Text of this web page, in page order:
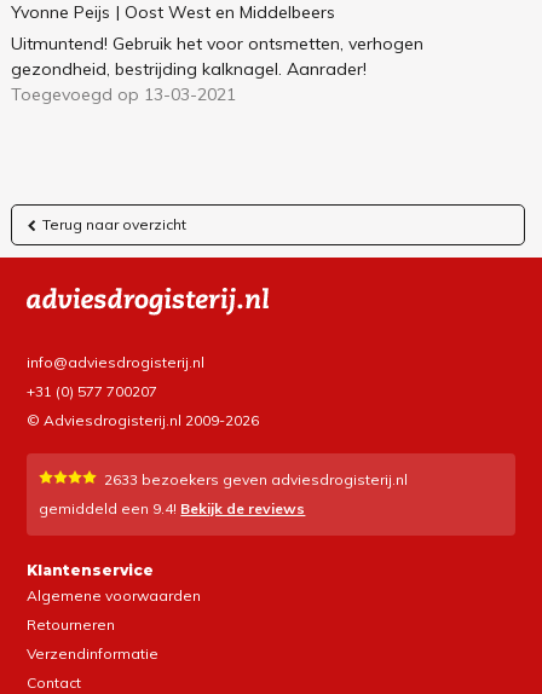
Yvonne Peijs | Oost West en Middelbeers
Uitmuntend! Gebruik het voor ontsmetten, verhogen
gezondheid, bestrijding kalknagel. Aanrader!
Toegevoegd op 13-03-2021
Terug naar overzicht
info@adviesdrogisterij.nl
+31 (0) 577 700207
© Adviesdrogisterij.nl 2009-2026
2633 bezoekers geven adviesdrogisterij.nl
gemiddeld een 9.4! Bekijk de reviews
Klantenservice
Algemene voorwaarden
Retourneren
Verzendinformatie
Contact